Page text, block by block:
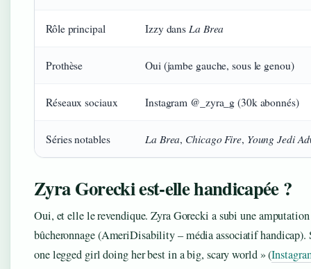
Rôle principal Izzy dans La Brea
Prothèse Oui (jambe gauche, sous le genou)
Réseaux sociaux Instagram @_zyra_g (30k abonnés)
Séries notables La Brea, Chicago Fire, Young Jedi
Zyra Gorecki est-elle handicapée ?
Oui, et elle le revendique. Zyra Gorecki a subi une
bûcheronnage (AmeriDisability – média associatif handicap).
one legged girl doing her best in a big, scary world » (